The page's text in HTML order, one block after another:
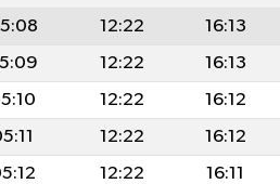
12:22 16:13
12:22 16:13
12:22 16:12
12:22 16:12
12:22 16:11